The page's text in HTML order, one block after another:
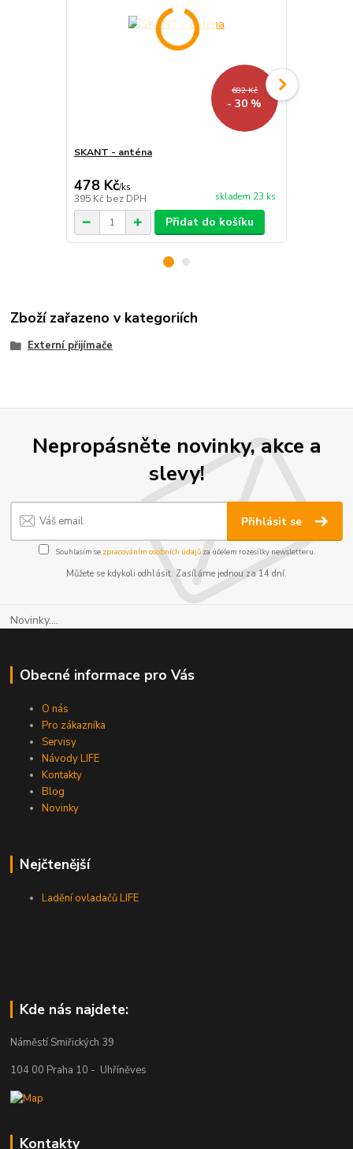
682 Kč
- 30 %
SKANT - anténa
478 Kč/ks
395 Kč bez DPH skladem 23 ks
Přidat do košíku
Zboží zařazeno v kategoriích
Externí přijímače
Nepropásněte novinky, akce a
slevy!
Přihlásit se
Souhlasím se zpracováním osobních údajůza účelem rozesílky newsletteru.
Můžete se kdykoli odhlásit. Zasíláme jednou za 14 dní.
Novinky....
Obecné informace pro Vás
O nás
Pro zákazníka
Servisy
Návody LIFE
Kontakty
Blog
Novinky
Nejčtenější
Ladění ovladačů LIFE
Kde nás najdete:
Náměstí Smiřických 39
104 00 Praha 10 - Uhříněves
Kontakty